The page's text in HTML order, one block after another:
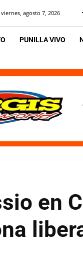
viernes, agosto 7, 2026
PUNILLA VIVO
en